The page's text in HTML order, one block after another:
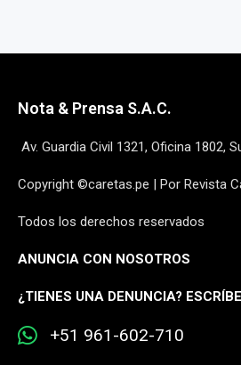
Nota & Prensa S.A.C.
Av. Guardia Civil 1321, Oficina 1802,
Copyright ©caretas.pe | Por Revista
Todos los derechos reservados
ANUNCIA CON NOSOTROS
¿TIENES UNA DENUNCIA?
+51 961-602-710